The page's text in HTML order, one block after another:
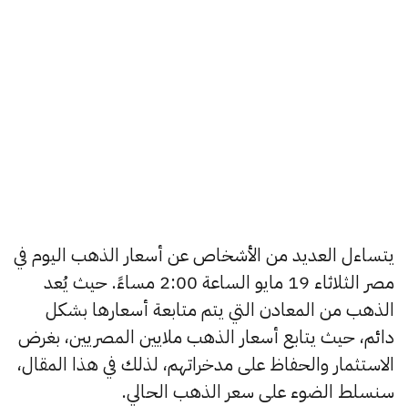
يتساءل العديد من الأشخاص عن أسعار الذهب اليوم في
مصر الثلاثاء 19 مايو الساعة 2:00 مساءً. حيث يُعد
الذهب من المعادن التي يتم متابعة أسعارها بشكل
دائم، حيث يتابع أسعار الذهب ملايين المصريين، بغرض
الاستثمار والحفاظ على مدخراتهم، لذلك في هذا المقال،
سنسلط الضوء على سعر الذهب الحالي.